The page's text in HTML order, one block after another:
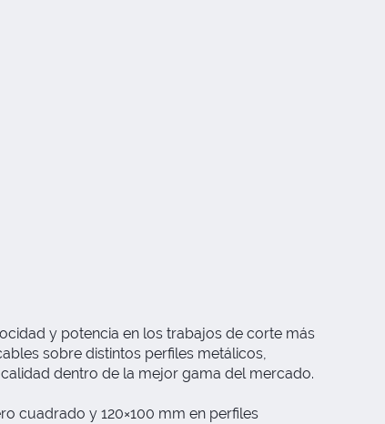
y potencia en los trabajos de corte más
sobre distintos perfiles metálicos,
dentro de la mejor gama del mercado.
cuadrado y 120×100 mm en perfiles